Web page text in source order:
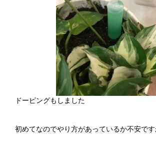
ドーピングもしました
初めてなのでやり方があっているか不安で